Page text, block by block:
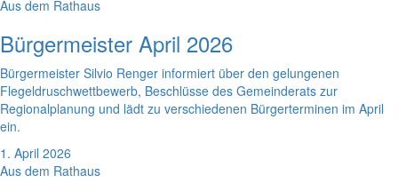
Aus dem Rathaus
Bürgermeister April 2026
Bürgermeister Silvio Renger informiert über den gelungenen
Flegeldruschwettbewerb, Beschlüsse des Gemeinderats zur
Regionalplanung und lädt zu verschiedenen Bürgerterminen im April
ein.
1. April 2026
Aus dem Rathaus